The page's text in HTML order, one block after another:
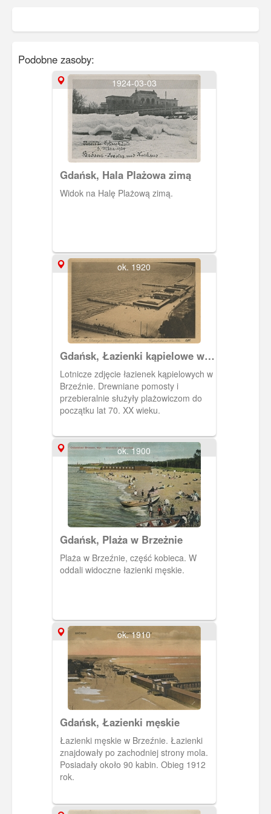
Podobne zasoby:
1924-03-03
Gdańsk, Hala Plażowa zimą
Widok na Halę Plażową zimą.
ok. 1920
Gdańsk, Łazienki kąpielowe w
Brzeźnie
Lotnicze zdjęcie łazienek kąpielowych w
Brzeźnie. Drewniane pomosty i
przebieralnie służyły plażowiczom do
początku lat 70. XX wieku.
ok. 1900
Gdańsk, Plaża w Brzeżnie
Plaża w Brzeźnie, część kobieca. W
oddali widoczne łazienki męskie.
ok. 1910
Gdańsk, Łazienki męskie
Łazienki męskie w Brzeźnie. Łazienki
znajdowały po zachodniej strony mola.
Posiadały około 90 kabin. Obieg 1912
rok.